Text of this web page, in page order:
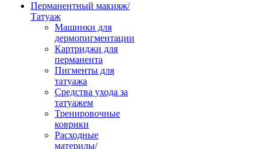
Перманентный макияж/
Татуаж
Машинки для
дермопигментации
Картриджи для
перманента
Пигменты для
татуажа
Средства ухода за
татуажем
Тренировочные
коврики
Расходные
материлы/